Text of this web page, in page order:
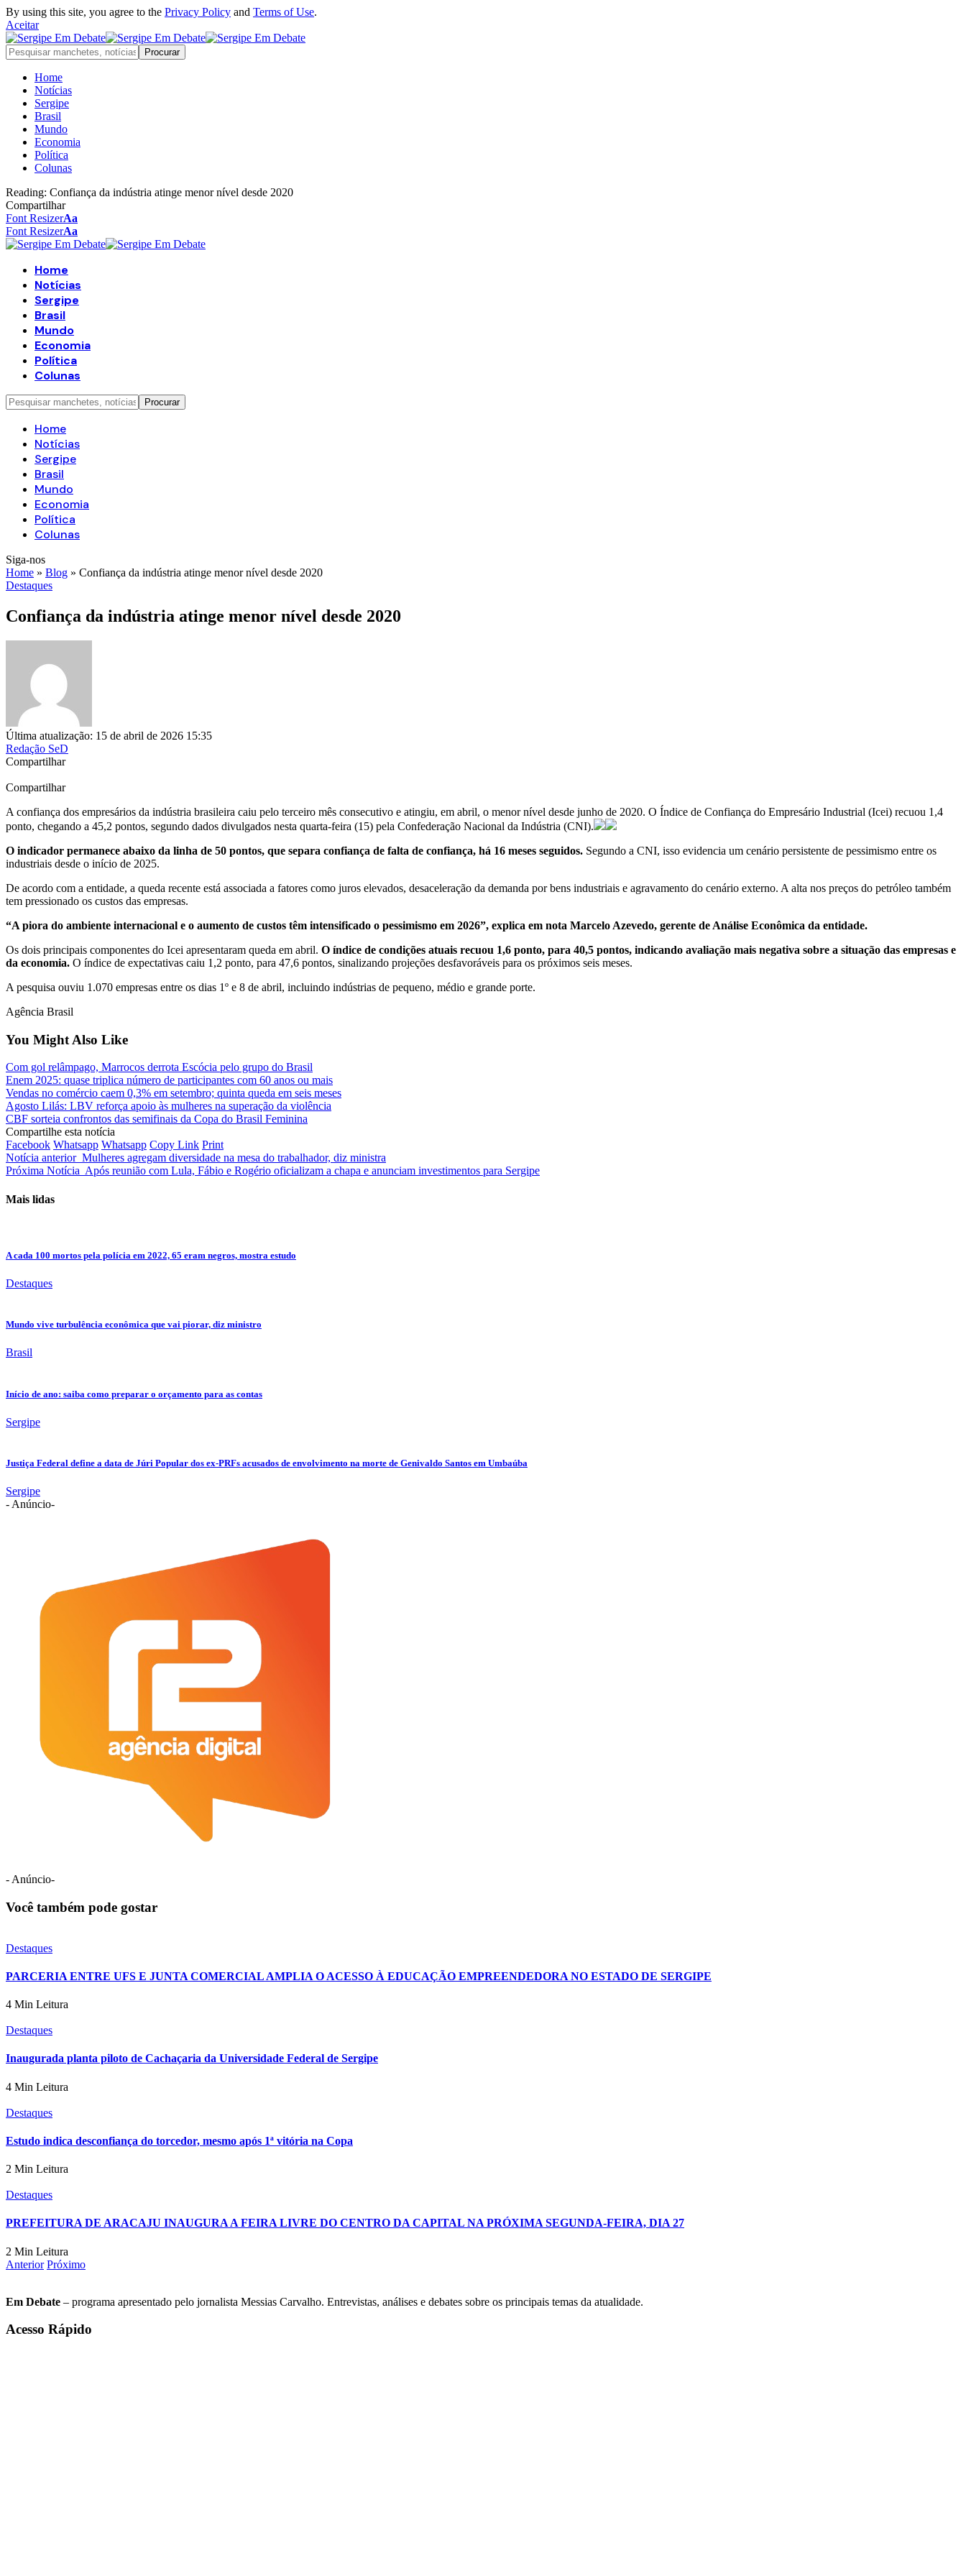
By using this site, you agree to the Privacy Policy and Terms of Use.
Aceitar
Home
Notícias
Sergipe
Brasil
Mundo
Economia
Política
Colunas
Reading: Confiança da indústria atinge menor nível desde 2020
Compartilhar
Font ResizerAa
Font ResizerAa
Home
Notícias
Sergipe
Brasil
Mundo
Economia
Política
Colunas
Home
Notícias
Sergipe
Brasil
Mundo
Economia
Política
Colunas
Siga-nos
Home » Blog » Confiança da indústria atinge menor nível desde 2020
Destaques
Confiança da indústria atinge menor nível desde 2020
Última atualização: 15 de abril de 2026 15:35
Redação SeD
Compartilhar
Compartilhar
A confiança dos empresários da indústria brasileira caiu pelo terceiro mês consecutivo e atingiu, em abril, o menor nível desde junho de 2020. O Índice de Confiança do Empresário Industrial (Icei) recuou 1,4
ponto, chegando a 45,2 pontos, segundo dados divulgados nesta quarta-feira (15) pela Confederação Nacional da Indústria (CNI).
O indicador permanece abaixo da linha de 50 pontos, que separa confiança de falta de confiança, há 16 meses seguidos. Segundo a CNI, isso evidencia um cenário persistente de pessimismo entre os
industriais desde o início de 2025.
De acordo com a entidade, a queda recente está associada a fatores como juros elevados, desaceleração da demanda por bens industriais e agravamento do cenário externo. A alta nos preços do petróleo também
tem pressionado os custos das empresas.
“A piora do ambiente internacional e o aumento de custos têm intensificado o pessimismo em 2026”, explica em nota Marcelo Azevedo, gerente de Análise Econômica da entidade.
Os dois principais componentes do Icei apresentaram queda em abril. O índice de condições atuais recuou 1,6 ponto, para 40,5 pontos, indicando avaliação mais negativa sobre a situação das empresas e
da economia. O índice de expectativas caiu 1,2 ponto, para 47,6 pontos, sinalizando projeções desfavoráveis para os próximos seis meses.
A pesquisa ouviu 1.070 empresas entre os dias 1º e 8 de abril, incluindo indústrias de pequeno, médio e grande porte.
Agência Brasil
You Might Also Like
Com gol relâmpago, Marrocos derrota Escócia pelo grupo do Brasil
Enem 2025: quase triplica número de participantes com 60 anos ou mais
Vendas no comércio caem 0,3% em setembro; quinta queda em seis meses
Agosto Lilás: LBV reforça apoio às mulheres na superação da violência
CBF sorteia confrontos das semifinais da Copa do Brasil Feminina
Compartilhe esta notícia
Facebook Whatsapp Whatsapp Copy Link Print
Notícia anterior Mulheres agregam diversidade na mesa do trabalhador, diz ministra
Próxima Notícia Após reunião com Lula, Fábio e Rogério oficializam a chapa e anunciam investimentos para Sergipe
Mais lidas
A cada 100 mortos pela polícia em 2022, 65 eram negros, mostra estudo
Destaques
Mundo vive turbulência econômica que vai piorar, diz ministro
Brasil
Início de ano: saiba como preparar o orçamento para as contas
Sergipe
Justiça Federal define a data de Júri Popular dos ex-PRFs acusados de envolvimento na morte de Genivaldo Santos em Umbaúba
Sergipe
- Anúncio-
- Anúncio-
Você também pode gostar
Destaques
PARCERIA ENTRE UFS E JUNTA COMERCIAL AMPLIA O ACESSO À EDUCAÇÃO EMPREENDEDORA NO ESTADO DE SERGIPE
4 Min Leitura
Destaques
Inaugurada planta piloto de Cachaçaria da Universidade Federal de Sergipe
4 Min Leitura
Destaques
Estudo indica desconfiança do torcedor, mesmo após 1ª vitória na Copa
2 Min Leitura
Destaques
PREFEITURA DE ARACAJU INAUGURA A FEIRA LIVRE DO CENTRO DA CAPITAL NA PRÓXIMA SEGUNDA-FEIRA, DIA 27
2 Min Leitura
Anterior Próximo
Em Debate – programa apresentado pelo jornalista Messias Carvalho. Entrevistas, análises e debates sobre os principais temas da atualidade.
Acesso Rápido